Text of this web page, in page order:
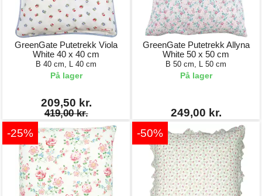
GreenGate Putetrekk Viola
White 40 x 40 cm
B 40 cm, L 40 cm
På lager
209,50 kr.
419,00 kr.
GreenGate Putetrekk Allyna
White 50 x 50 cm
B 50 cm, L 50 cm
På lager
249,00 kr.
-25%
-50%